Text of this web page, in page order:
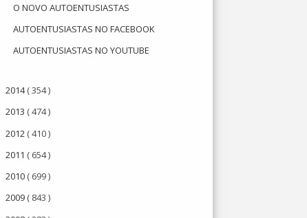
O NOVO AUTOENTUSIASTAS
AUTOENTUSIASTAS NO FACEBOOK
AUTOENTUSIASTAS NO YOUTUBE
2014( 354 )
2013 ( 474 )
2012 ( 410 )
2011 ( 654 )
2010 ( 699 )
2009 ( 843 )